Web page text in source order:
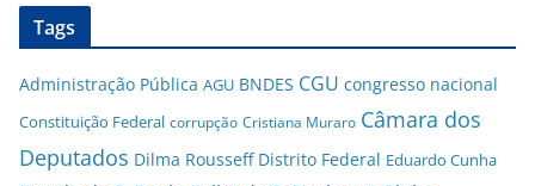
Tags
Administração Pública AGU BNDES CGU congresso nacional
Constituição Federal corrupção Cristiana Muraro Câmara dos
Deputados Dilma Rousseff Distrito Federal Eduardo Cunha